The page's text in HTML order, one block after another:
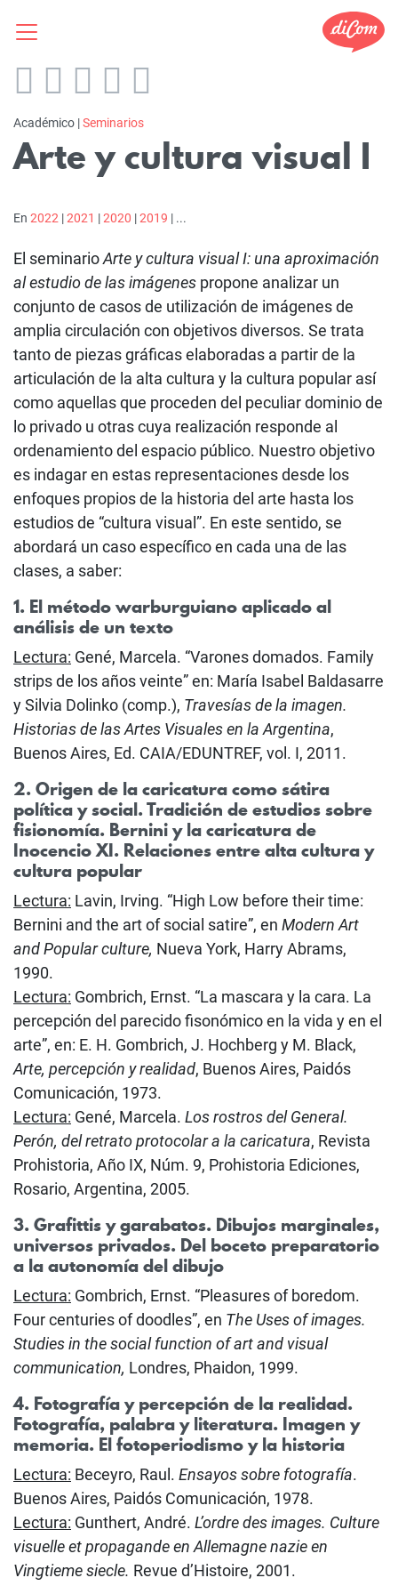
Académico |Seminarios
Arte y cultura visual I
En 2022 |2021 |2020 |2019 | ...
El seminarioArte y cultura visual I: una aproximación
al estudio de las imágenes propone analizar un
conjunto de casos de utilización de imágenes de
amplia circulación con objetivos diversos. Se trata
tanto de piezas gráficas elaboradas a partir de la
articulación de la alta cultura y la cultura popular así
como aquellas que proceden del peculiar dominio de
lo privado u otras cuya realización responde al
ordenamiento del espacio público. Nuestro objetivo
es indagar en estas representaciones desde los
enfoques propios de la historia del arte hasta los
estudios de “cultura visual”. En este sentido, se
abordará un caso específico en cada una de las
clases, a saber:
1. El método warburguiano aplicado al
análisis de un texto
Lectura: Gené, Marcela. “Varones domados. Family
strips de los años veinte” en: María Isabel Baldasarre
y Silvia Dolinko (comp.), Travesías de la imagen.
Historias de las Artes Visuales en la Argentina,
Buenos Aires, Ed. CAIA/EDUNTREF, vol. I, 2011.
2. Origen de la caricatura como sátira
política y social. Tradición de estudios sobre
fisionomía. Bernini y la caricatura de
Inocencio XI. Relaciones entre alta cultura y
cultura popular
Lectura: Lavin, Irving. “High Low before their time:
Bernini and the art of social satire”, en Modern Art
and Popular culture, Nueva York, Harry Abrams,
1990.
Lectura: Gombrich, Ernst. “La mascara y la cara. La
percepción del parecido fisonómico en la vida y en el
arte”, en: E. H. Gombrich, J. Hochberg y M. Black,
Arte, percepción y realidad, Buenos Aires, Paidós
Comunicación, 1973.
Lectura: Gené, Marcela. Los rostros del General.
Perón, del retrato protocolar a la caricatura, Revista
Prohistoria, Año IX, Núm. 9, Prohistoria Ediciones,
Rosario, Argentina, 2005.
3. Grafittis y garabatos. Dibujos marginales,
universos privados. Del boceto preparatorio
a la autonomía del dibujo
Lectura: Gombrich, Ernst. “Pleasures of boredom.
Four centuries of doodles”, en The Uses of images.
Studies in the social function of art and visual
communication, Londres, Phaidon, 1999.
4. Fotografía y percepción de la realidad.
Fotografía, palabra y literatura. Imagen y
memoria. El fotoperiodismo y la historia
Lectura: Beceyro, Raul. Ensayos sobre fotografía.
Buenos Aires, Paidós Comunicación, 1978.
Lectura: Gunthert, André. L’ordre des images. Culture
visuelle et propagande en Allemagne nazie en
Vingtieme siecle. Revue d’Histoire, 2001.